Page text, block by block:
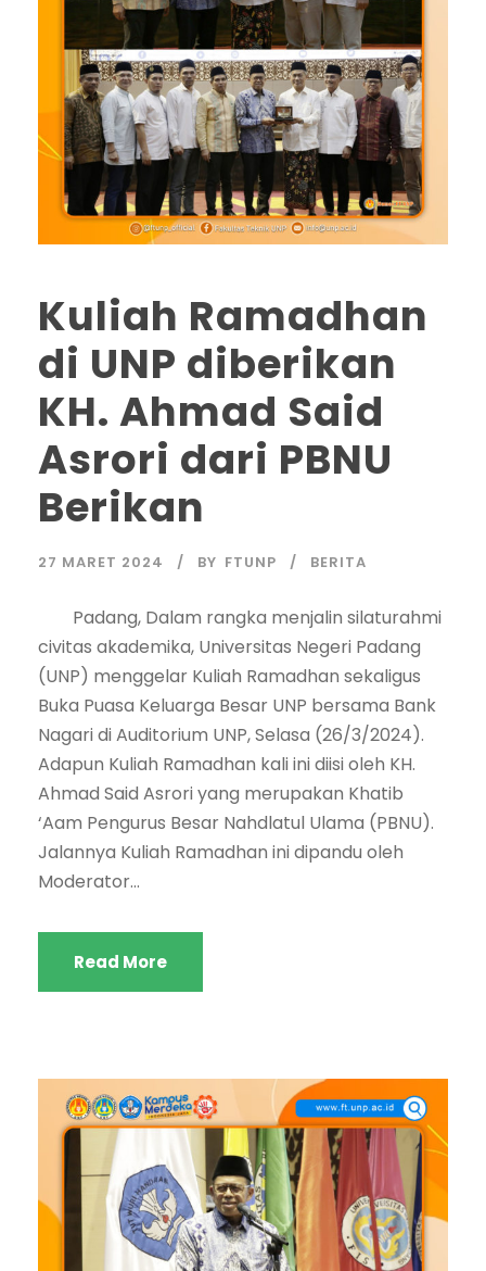
Kuliah Ramadhan
di UNP diberikan
KH. Ahmad Said
Asrori dari PBNU
Berikan
27 MARET 2024 BY FTUNP BERITA
Padang, Dalam rangka menjalin silaturahmi
civitas akademika, Universitas Negeri Padang
(UNP) menggelar Kuliah Ramadhan sekaligus
Buka Puasa Keluarga Besar UNP bersama Bank
Nagari di Auditorium UNP, Selasa (26/3/2024).
Adapun Kuliah Ramadhan kali ini diisi oleh KH.
Ahmad Said Asrori yang merupakan Khatib
‘Aam Pengurus Besar Nahdlatul Ulama (PBNU).
Jalannya Kuliah Ramadhan ini dipandu oleh
Moderator...
Read More